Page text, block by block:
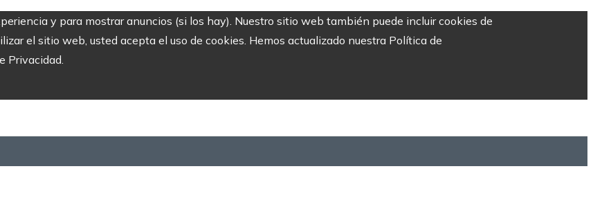
y para mostrar anuncios (si los hay). Nuestro sitio web también puede incluir cookies de
el sitio web, usted acepta el uso de cookies. Hemos actualizado nuestra Política de
Privacidad.